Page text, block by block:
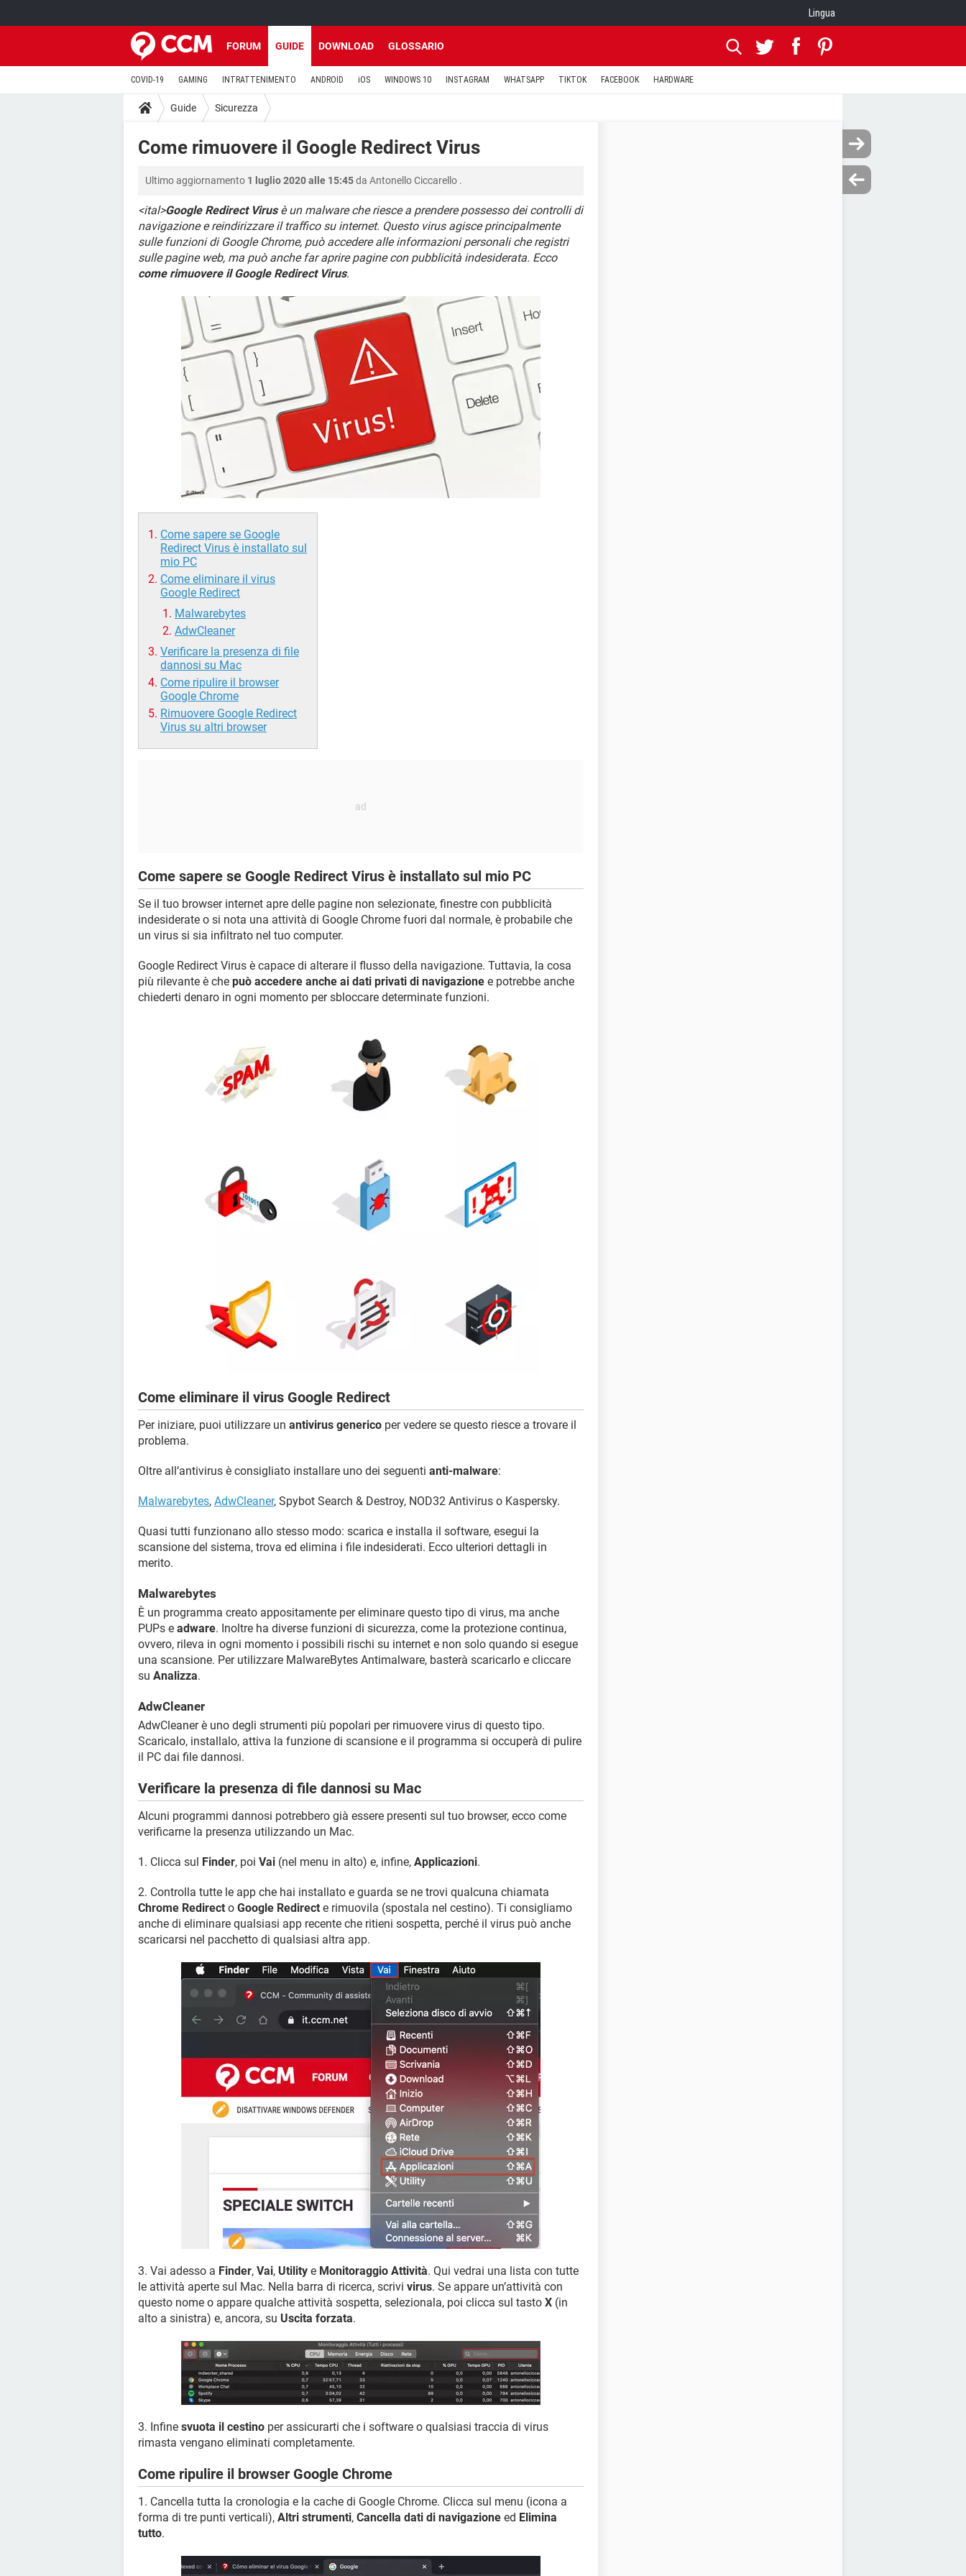
Lingua
FORUM GUIDE DOWNLOAD GLOSSARIO
COVID-19 GAMING INTRATTENIMENTO ANDROID iOS WINDOWS 10 INSTAGRAM WHATSAPP TIKTOK FACEBOOK HARDWARE
Guide Sicurezza
Come rimuovere il Google Redirect Virus
Ultimo aggiornamento 1 luglio 2020 alle 15:45da Antonello Ciccarello .
<ital>Google Redirect Virusè un malware che riesce a prendere possesso dei controlli di
navigazione e reindirizzare il traffico su internet. Questo virus agisce principalmente
sulle funzioni di Google Chrome, può accedere alle informazioni personali che registri
sulle pagine web, ma può anche far aprire pagine con pubblicità indesiderata. Ecco
come rimuovere il Google Redirect Virus.
Come sapere se Google
Redirect Virus è installato sul
mio PC
Come eliminare il virus
Google Redirect
Malwarebytes
AdwCleaner
Verificare la presenza di file
dannosi su Mac
Come ripulire il browser
Google Chrome
Rimuovere Google Redirect
Virus su altri browser
Come sapere se Google Redirect Virus è installato sul mio PC
Se il tuo browser internet apre delle pagine non selezionate, finestre con pubblicità
indesiderate o si nota una attività di Google Chrome fuori dal normale, è probabile che
un virus si sia infiltrato nel tuo computer.
Google Redirect Virus è capace di alterare il flusso della navigazione. Tuttavia, la cosa
più rilevante è che può accedere anche ai dati privati di navigazione e potrebbe anche
chiederti denaro in ogni momento per sbloccare determinate funzioni.
Come eliminare il virus Google Redirect
Per iniziare, puoi utilizzare un antivirus generico per vedere se questo riesce a trovare il
problema.
Oltre all’antivirus è consigliato installare uno dei seguenti anti-malware:
Malwarebytes, AdwCleaner, Spybot Search & Destroy, NOD32 Antivirus o Kaspersky.
Quasi tutti funzionano allo stesso modo: scarica e installa il software, esegui la
scansione del sistema, trova ed elimina i file indesiderati. Ecco ulteriori dettagli in
merito.
Malwarebytes
È un programma creato appositamente per eliminare questo tipo di virus, ma anche
PUPs e adware. Inoltre ha diverse funzioni di sicurezza, come la protezione continua,
ovvero, rileva in ogni momento i possibili rischi su internet e non solo quando si esegue
una scansione. Per utilizzare MalwareBytes Antimalware, basterà scaricarlo e cliccare
su Analizza.
AdwCleaner
AdwCleaner è uno degli strumenti più popolari per rimuovere virus di questo tipo.
Scaricalo, installalo, attiva la funzione di scansione e il programma si occuperà di pulire
il PC dai file dannosi.
Verificare la presenza di file dannosi su Mac
Alcuni programmi dannosi potrebbero già essere presenti sul tuo browser, ecco come
verificarne la presenza utilizzando un Mac.
1. Clicca sul Finder, poi Vai (nel menu in alto) e, infine, Applicazioni.
2. Controlla tutte le app che hai installato e guarda se ne trovi qualcuna chiamata
Chrome Redirect o Google Redirect e rimuovila (spostala nel cestino). Ti consigliamo
anche di eliminare qualsiasi app recente che ritieni sospetta, perché il virus può anche
scaricarsi nel pacchetto di qualsiasi altra app.
3. Vai adesso a Finder, Vai, Utility e Monitoraggio Attività. Qui vedrai una lista con tutte
le attività aperte sul Mac. Nella barra di ricerca, scrivi virus. Se appare un’attività con
questo nome o appare qualche attività sospetta, selezionala, poi clicca sul tasto X (in
alto a sinistra) e, ancora, su Uscita forzata.
3. Infine svuota il cestino per assicurarti che i software o qualsiasi traccia di virus
rimasta vengano eliminati completamente.
Come ripulire il browser Google Chrome
1. Cancella tutta la cronologia e la cache di Google Chrome. Clicca sul menu (icona a
forma di tre punti verticali), Altri strumenti, Cancella dati di navigazione ed Elimina
tutto.